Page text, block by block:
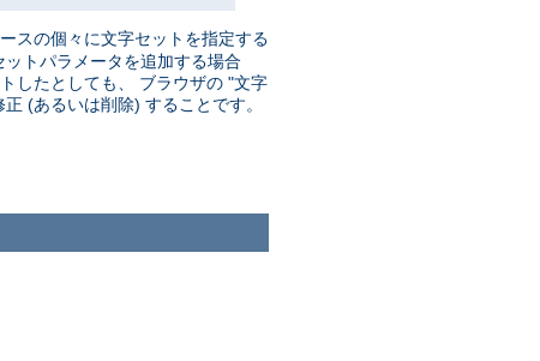
スの個々に文字セットを指定する
トパラメータを追加する場合
したとしても、 ブラウザの "文字
(あるいは削除) することです。